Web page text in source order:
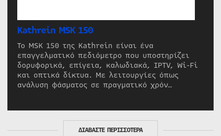
Kathrein MSK 150
Το MSK 150 της Kathrein είναι ένα
επαγγελματικό πεδιόμετρο που υποστηρίζει
δορυφορικά, επίγεια, καλωδιακά, IPTV, Wi-Fi
και οπτικά δίκτυα. Με λειτουργίες όπως
ανάλυση φάσματος σε πραγματικό χρόν…
ΔΙΑΒΑΣΤΕ ΠΕΡΙΣΣΟΤΕΡΑ